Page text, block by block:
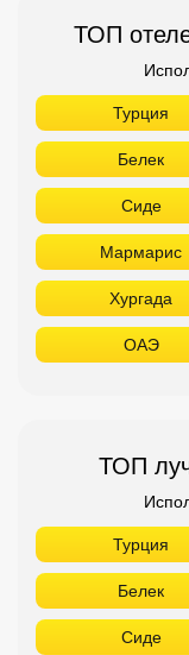
ТОП
Турция
Белек
Сиде
Мармарис
Хургада
ОАЭ
ТОП
Турция
Белек
Сиде